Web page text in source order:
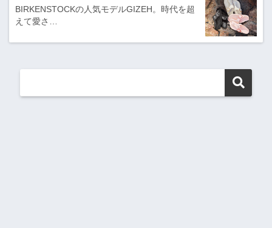
BIRKENSTOCKの人気モデルGIZEH。時代を超
えて愛さ…